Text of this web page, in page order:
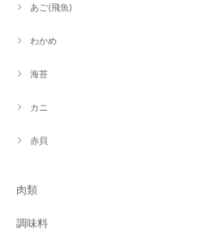
あご(飛魚)
わかめ
海苔
カニ
赤貝
肉類
調味料